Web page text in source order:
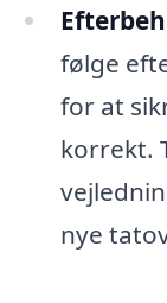
følge
for at
korrekt.
nye